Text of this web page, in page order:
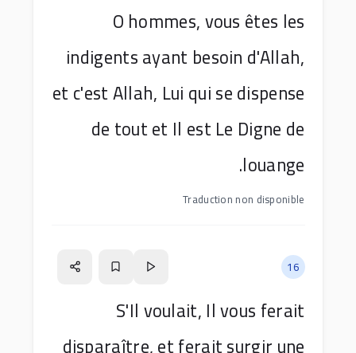
O hommes, vous êtes les
indigents ayant besoin d'Allah,
et c'est Allah, Lui qui se dispense
de tout et Il est Le Digne de
louange.
Traduction non disponible
16
S'Il voulait, Il vous ferait